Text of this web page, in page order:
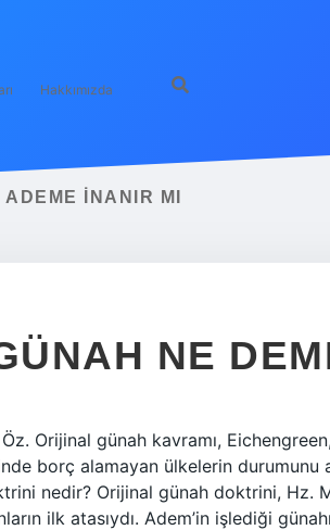
Hakkımızda
INANIR MI
NE
Orijinal günah kavramı,
borç alamayan ülkelerin durumunu
nedir? Orijinal günah doktrini, Hz.
ilk atasıydı. Adem’in işlediği